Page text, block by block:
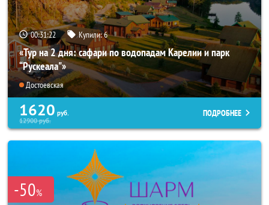
00:31:21 Купили:6
«Тур на 2 дня: сафари по водопадам Карелии и парк
“Рускеала"»
Достоевская
1620 руб.
12900руб.
ПОДРОБНЕЕ
-50%